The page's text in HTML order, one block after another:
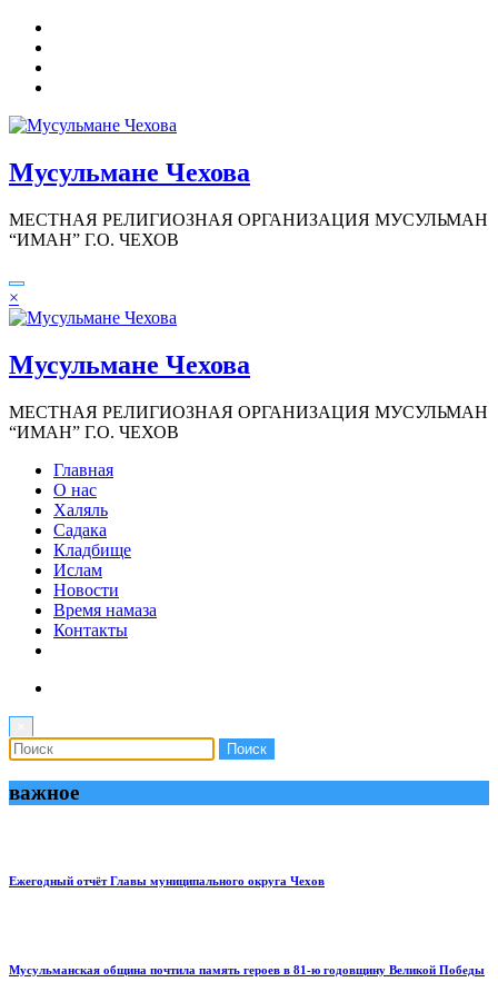
Перейти
содержимому
Мусульмане Чехова
МЕСТНАЯ РЕЛИГИОЗНАЯ ОРГАНИЗАЦИЯ МУСУЛЬМАН
“ИМАН” Г.О. ЧЕХОВ
×
Мусульмане Чехова
МЕСТНАЯ РЕЛИГИОЗНАЯ ОРГАНИЗАЦИЯ МУСУЛЬМАН
“ИМАН” Г.О. ЧЕХОВ
Главная
О нас
Халяль
Садака
Кладбище
Ислам
Новости
Время намаза
Контакты
важное
Ежегодный отчёт Главы муниципального округа Чехов
Мусульманская община почтила память героев в 81-ю годовщину Великой Победы